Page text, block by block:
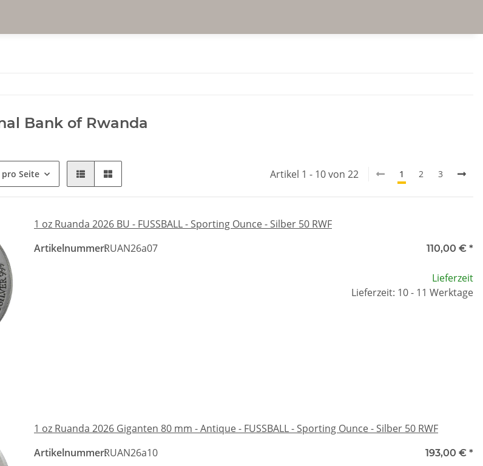
Bank of Rwanda
Seite Artikel 1 - 10 von 22 1 2 3
1 oz Ruanda 2026 BU - FUSSBALL - Sporting Ounce - Silber 50 RWF
Artikelnummer:RUAN26a07 110,00 € *
Lieferzeit
Lieferzeit: 10 - 11 Werktage
1 oz Ruanda 2026 Giganten 80 mm - Antique - FUSSBALL - Sporting Ounce - Silber 50 RWF
Artikelnummer:RUAN26a10 193,00 € *